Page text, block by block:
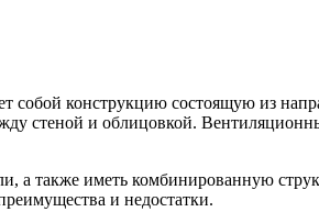
собой конструкцию состоящую из
стеной и облицовкой.
также иметь комбинированную
и недостатки.